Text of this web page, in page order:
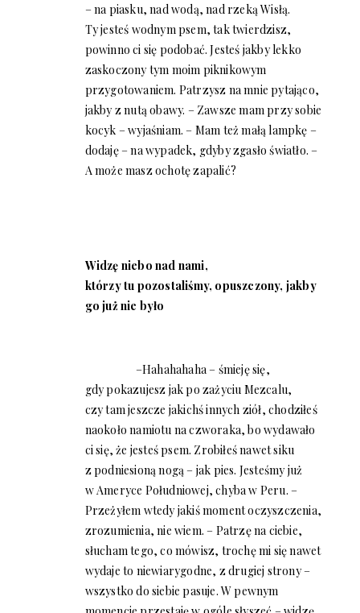
– na piasku, nad wodą, nad rzeką Wisłą.
Ty jesteś wodnym psem, tak twierdzisz,
powinno ci się podobać. Jesteś jakby lekko
zaskoczony tym moim piknikowym
przygotowaniem. Patrzysz na mnie pytająco,
jakby z nutą obawy. – Zawsze mam przy sobie
kocyk – wyjaśniam. – Mam też małą lampkę –
dodaję – na wypadek, gdyby zgasło światło. –
A może masz ochotę zapalić?
Widzę niebo nad nami,
którzy tu pozostaliśmy, opuszczony, jakby
go już nie było
–Hahahahaha – śmieję się,
gdy pokazujesz jak po zażyciu Mezcalu,
czy tam jeszcze jakichś innych ziół, chodziłeś
naokoło namiotu na czworaka, bo wydawało
ci się, że jesteś psem. Zrobiłeś nawet siku
z podniesioną nogą – jak pies. Jesteśmy już
w Ameryce Południowej, chyba w Peru. –
Przeżyłem wtedy jakiś moment oczyszczenia,
zrozumienia, nie wiem. – Patrzę na ciebie,
słucham tego, co mówisz, trochę mi się nawet
wydaje to niewiarygodne, z drugiej strony –
wszystko do siebie pasuje. W pewnym